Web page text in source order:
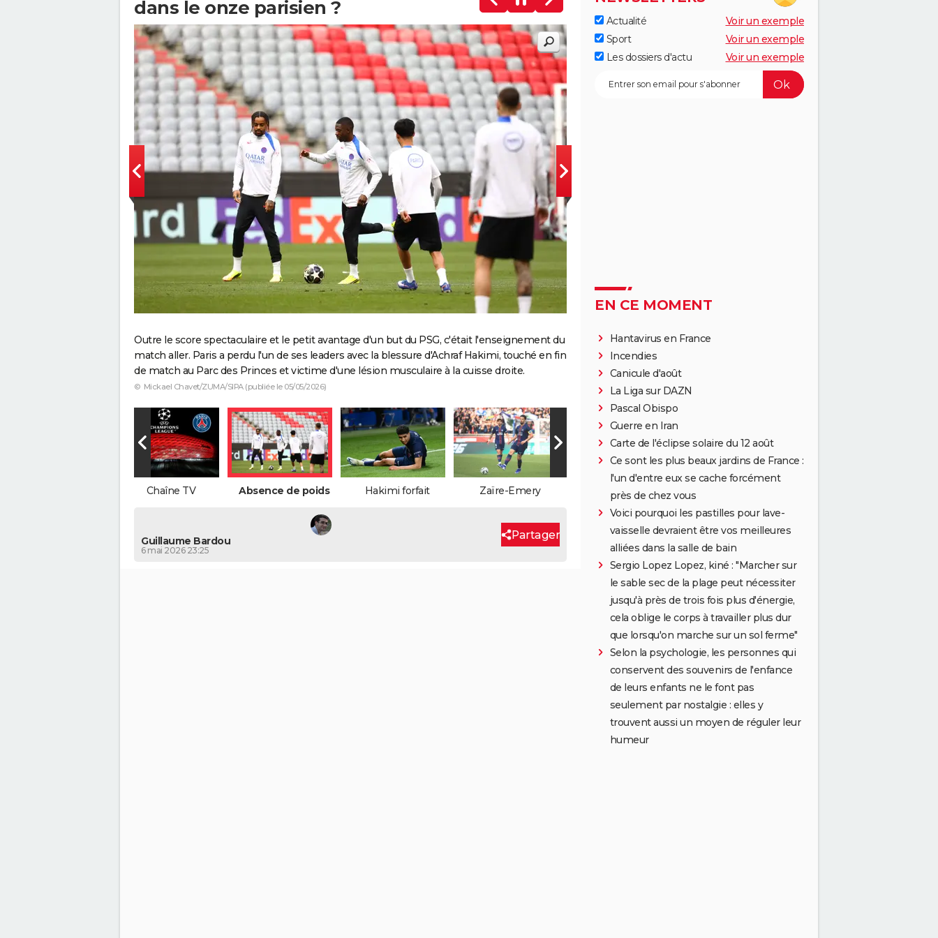
dans le onze parisien ?
Outre le score spectaculaire et le petit avantage d'un but du PSG, c'était l'enseignement du
match aller. Paris a perdu l'un de ses leaders avec la blessure d'Achraf Hakimi, touché en fin
de match au Parc des Princes et victime d'une lésion musculaire à la cuisse droite.
© Mickael Chavet/ZUMA/SIPA (publiée le 05/05/2026)
Chaîne TV Absence de poids Hakimi forfait Zaïre-Emery
Guillaume Bardou
6 mai 2026 23:25
Partager
Actualité
Voir un exemple
Sport
Voir un exemple
Les dossiers d'actu
Voir un exemple
EN CE MOMENT
Hantavirus en France
Incendies
Canicule d'août
La Liga sur DAZN
Pascal Obispo
Guerre en Iran
Carte de l'éclipse solaire du 12 août
Ce sont les plus beaux jardins de France :
l'un d'entre eux se cache forcément
près de chez vous
Voici pourquoi les pastilles pour lave-
vaisselle devraient être vos meilleures
alliées dans la salle de bain
Sergio Lopez Lopez, kiné : "Marcher sur
le sable sec de la plage peut nécessiter
jusqu'à près de trois fois plus d'énergie,
cela oblige le corps à travailler plus dur
que lorsqu'on marche sur un sol ferme"
Selon la psychologie, les personnes qui
conservent des souvenirs de l'enfance
de leurs enfants ne le font pas
seulement par nostalgie : elles y
trouvent aussi un moyen de réguler leur
humeur